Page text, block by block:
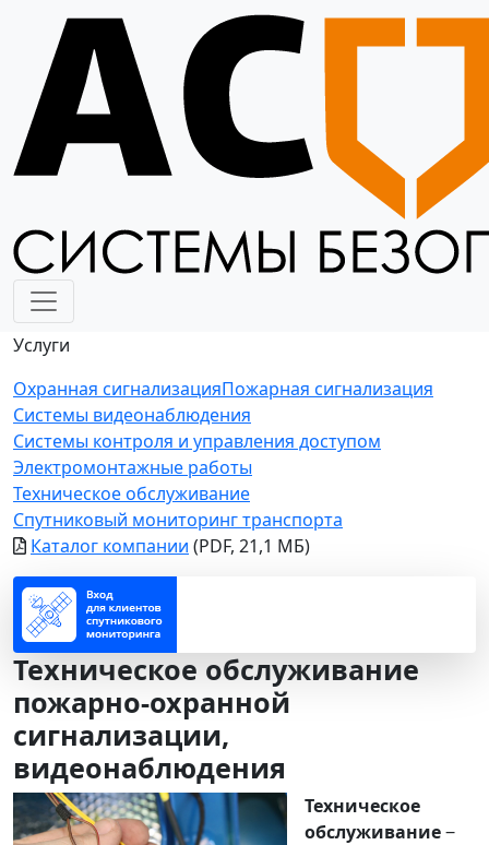
Услуги
Охранная сигнализацияПожарная сигнализация
Системы видеонаблюдения
Системы контроля и управления доступом
Электромонтажные работы
Техническое обслуживание
Спутниковый мониторинг транспорта
Каталог компании (PDF, 21,1 МБ)
Техническое обслуживание
пожарно-охранной
сигнализации,
видеонаблюдения
Техническое
обслуживание‒